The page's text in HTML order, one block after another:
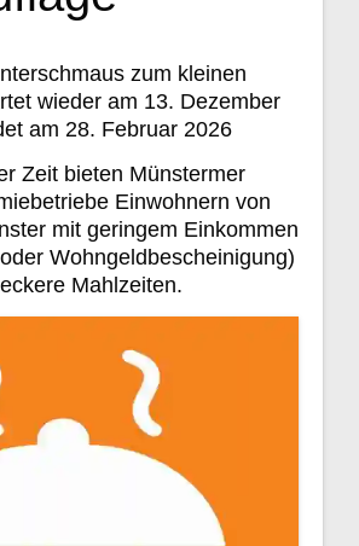
zum kleinen
wieder am 13. Dezember
am 28. Februar 2026
Zeit bieten Münstermer
Einwohnern von
mit geringem Einkommen
Wohngeldbescheinigung)
Mahlzeiten.